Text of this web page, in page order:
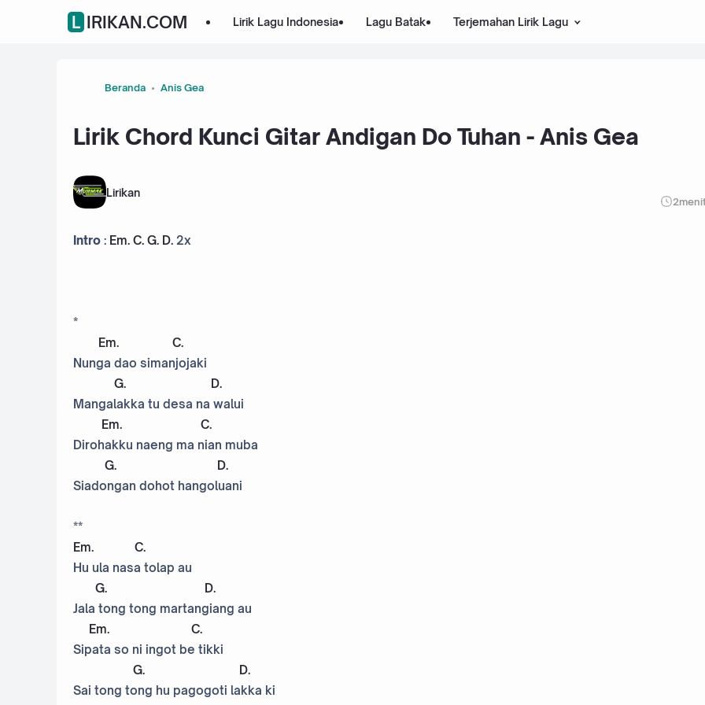
LIRIKAN.COM Lirik Lagu Indonesia Lagu Batak Terjemahan Lirik Lagu
Beranda Anis Gea
Lirik Chord Kunci Gitar Andigan Do Tuhan - Anis Gea
Lirikan
2
Intro : Em. C. G. D. 2x
*
Em. C.
Nunga dao simanjojaki
G. D.
Mangalakka tu desa na walui
Em. C.
Dirohakku naeng ma nian muba
G. D.
Siadongan dohot hangoluani
**
Em. C.
Hu ula nasa tolap au
G. D.
Jala tong tong martangiang au
Em. C.
Sipata so ni ingot be tikki
G. D.
Sai tong tong hu pagogoti lakka ki